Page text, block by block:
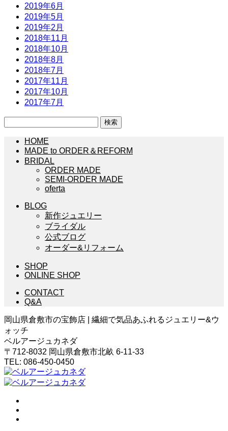
2019年6月
2019年5月
2019年2月
2018年11月
2018年10月
2018年8月
2018年7月
2017年11月
2017年10月
2017年7月
HOME
MADE to ORDER＆REFORM
BRIDAL
ORDER MADE
SEMI-ORDER MADE
oferta
BLOG
新作ジュエリー
ブライダル
公式ブログ
オーダー&リフォーム
SHOP
ONLINE SHOP
CONTACT
Q&A
岡山県倉敷市の宝飾店 | 繊細で気品あふれるジュエリー&ウ
ォッチ
ベルアージュカネダ
〒712-8032 岡山県倉敷市北畝 6-11-33
TEL: 086-450-0450